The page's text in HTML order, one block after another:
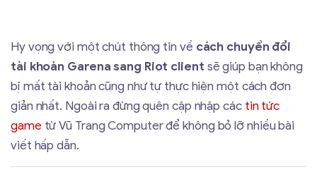
Hy vọng với một chút thông tin về cách chuyển đổi
tài khoản Garena sang Riot client sẽ giúp bạn không
bị mất tài khoản cũng như tự thực hiện một cách đơn
giản nhất. Ngoài ra đừng quên cập nhập các tin tức
game từ Vũ Trang Computer để không bỏ lỡ nhiều bài
viết hấp dẫn.